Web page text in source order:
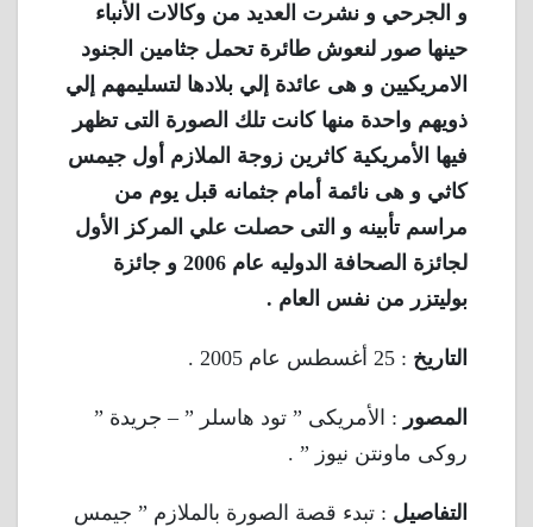
و الجرحي و نشرت العديد من وكالات الأنباء
حينها صور لنعوش طائرة تحمل جثامين الجنود
الامريكيين و هى عائدة إلي بلادها لتسليمهم إلي
ذويهم واحدة منها كانت تلك الصورة التى تظهر
فيها الأمريكية كاثرين زوجة الملازم أول جيمس
كاثي و هى نائمة أمام جثمانه قبل يوم من
مراسم تأبينه و التى حصلت علي المركز الأول
لجائزة الصحافة الدوليه عام 2006 و جائزة
بوليتزر من نفس العام .
التاريخ : 25 أغسطس عام 2005 .
المصور : الأمريكى ” تود هاسلر ” – جريدة ”
روكى ماونتن نيوز ” .
التفاصيل : تبدء قصة الصورة بالملازم ” جيمس